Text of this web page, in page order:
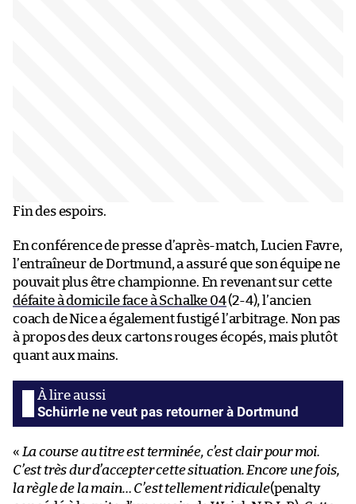
Fin des espoirs.
En conférence de presse d’après-match, Lucien Favre,
l’entraîneur de Dortmund, a assuré que son équipe ne
pouvait plus être championne. En revenant sur cette
défaite à domicile face à Schalke 04(2-4), l’ancien
coach de Nice a également fustigé l’arbitrage. Non pas
à propos des deux cartons rouges écopés, mais plutôt
quant aux mains.
Schürrle ne veut pas retourner à Dortmund
« La course au titre est terminée, c’est clair pour moi.
C’est très dur d’accepter cette situation. Encore une fois,
la règle de la main… C’est tellement ridicule(penalty